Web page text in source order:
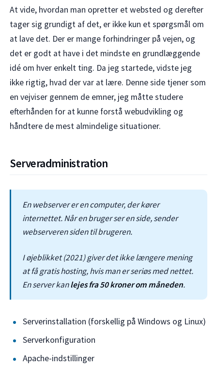
At vide, hvordan man opretter et websted og derefter
tager sig grundigt af det, er ikke kun et spørgsmål om
at lave det. Der er mange forhindringer på vejen, og
det er godt at have i det mindste en grundlæggende
idé om hver enkelt ting. Da jeg startede, vidste jeg
ikke rigtig, hvad der var at lære. Denne side tjener som
en vejviser gennem de emner, jeg måtte studere
efterhånden for at kunne forstå webudvikling og
håndtere de mest almindelige situationer.
Serveradministration
En webserver er en computer, der kører
internettet. Når en bruger ser en side, sender
webserveren siden til brugeren.
I øjeblikket (2021) giver det ikke længere mening
at få gratis hosting, hvis man er seriøs med nettet.
En server kanlejes fra 50 kroner om måneden.
Serverinstallation (forskellig på Windows og Linux)
Serverkonfiguration
Apache-indstillinger